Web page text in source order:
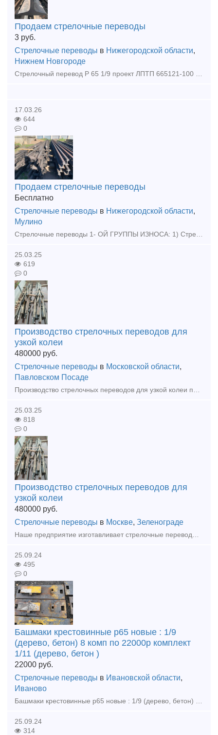
Продаем стрелочные переводы
3 руб.
Стрелочные переводы в Нижегородской области,
Нижнем Новгороде
Стрелочный перевод Р 65 1/9 проект ЛПТП 665121-100 с хранения ( без износа ) ЛЕВЫЙ
17.03.26
644
0
Продаем стрелочные переводы
Бесплатно
Стрелочные переводы в Нижегородской области,
Мулино
Стрелочные переводы 1- ОЙ ГРУППЫ ИЗНОСА: 1) Стрелочные перевод Р50 1/9 и 1/11 проект 2498; 2) Стрелочный перевод Р65 1/6 проект 2307.00000-14 3) Стрелочный перевод Р65 1/9 и 1/11 проект 2434; 4) С
25.03.25
619
0
Производство стрелочных переводов для
узкой колеи
480000 руб.
Стрелочные переводы в Московской области,
Павловском Посаде
Производство стрелочных переводов для узкой колеи по любому проекту СП 18 СП24 СП33 СП43 СП50
25.03.25
818
0
Производство стрелочных переводов для
узкой колеи
480000 руб.
Стрелочные переводы в Москве, Зеленограде
Наше предприятие изготавливает стрелочные переводы СП18 , СП 33, СП 34 , СП 38 и СП 43 с любой крестовиной, любой сторонности, на любую колею. Под заказ любой проект. Так же изготовим номерные башмаки
25.09.24
495
0
Башмаки крестовинные р65 новые : 1/9
(дерево, бетон) 8 комп по 22000р комплект
1/11 (дерево, бетон )
22000 руб.
Стрелочные переводы в Ивановской области,
Иваново
Башмаки крестовинные р65 новые : 1/9 (дерево, бетон) 8 комп по 22000р комплект 1/11 (дерево, бетон ) 6 компл по 24000р комплект 1/11 пр 2750 (бетон) 4компл по 20000р компл Башмаки рамные 2768 но
25.09.24
314